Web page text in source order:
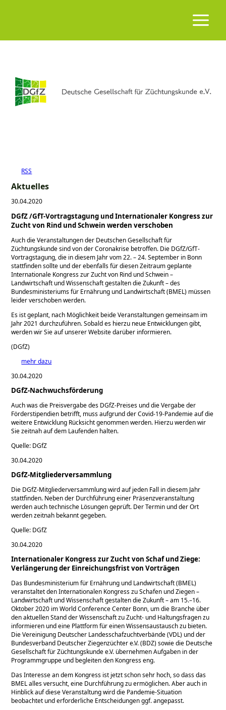
RSS
Aktuelles
30.04.2020
DGfZ /GfT-Vortragstagung und Internationaler Kongress zur
Zucht von Rind und Schwein werden verschoben
Auch die Veranstaltungen der Deutschen Gesellschaft für
Züchtungskunde sind von der Coronakrise betroffen. Die DGfZ/GfT-
Vortragstagung, die in diesem Jahr vom 22. – 24. September in Bonn
stattfinden sollte und der ebenfalls für diesen Zeitraum geplante
Internationale Kongress zur Zucht von Rind und Schwein –
Landwirtschaft und Wissenschaft gestalten die Zukunft – des
Bundesministeriums für Ernährung und Landwirtschaft (BMEL) müssen
leider verschoben werden.
Es ist geplant, nach Möglichkeit beide Veranstaltungen gemeinsam im
Jahr 2021 durchzuführen. Sobald es hierzu neue Entwicklungen gibt,
werden wir Sie auf unserer Website darüber informieren.
(DGfZ)
mehr dazu
30.04.2020
DGfZ-Nachwuchsförderung
Auch was die Preisvergabe des DGfZ-Preises und die Vergabe der
Förderstipendien betrifft, muss aufgrund der Covid-19-Pandemie auf die
weitere Entwicklung Rücksicht genommen werden. Hierzu werden wir
Sie zeitnah auf dem Laufenden halten.
Quelle: DGfZ
30.04.2020
DGfZ-Mitgliederversammlung
Die DGfZ-Mitgliederversammlung wird auf jeden Fall in diesem Jahr
stattfinden. Neben der Durchführung einer Präsenzveranstaltung
werden auch technische Lösungen geprüft. Der Termin und der Ort
werden zeitnah bekannt gegeben.
Quelle: DGfZ
30.04.2020
Internationaler Kongress zur Zucht von Schaf und Ziege:
Verlängerung der Einreichungsfrist von Vorträgen
Das Bundesministerium für Ernährung und Landwirtschaft (BMEL)
veranstaltet den Internationalen Kongress zu Schafen und Ziegen –
Landwirtschaft und Wissenschaft gestalten die Zukunft – am 15.–16.
Oktober 2020 im World Conference Center Bonn, um die Branche über
den aktuellen Stand der Wissenschaft zu Zucht- und Haltungsfragen zu
informieren und eine Plattform für einen Wissensaustausch zu bieten.
Die Vereinigung Deutscher Landesschafzuchtverbände (VDL) und der
Bundesverband Deutscher Ziegenzüchter e.V. (BDZ) sowie die Deutsche
Gesellschaft für Züchtungskunde e.V. übernehmen Aufgaben in der
Programmgruppe und begleiten den Kongress eng.
Das Interesse an dem Kongress ist jetzt schon sehr hoch, so dass das
BMEL alles versucht, eine Durchführung zu ermöglichen. Aber auch in
Hinblick auf diese Veranstaltung wird die Pandemie-Situation
beobachtet und erforderliche Entscheidungen ggf. angepasst.